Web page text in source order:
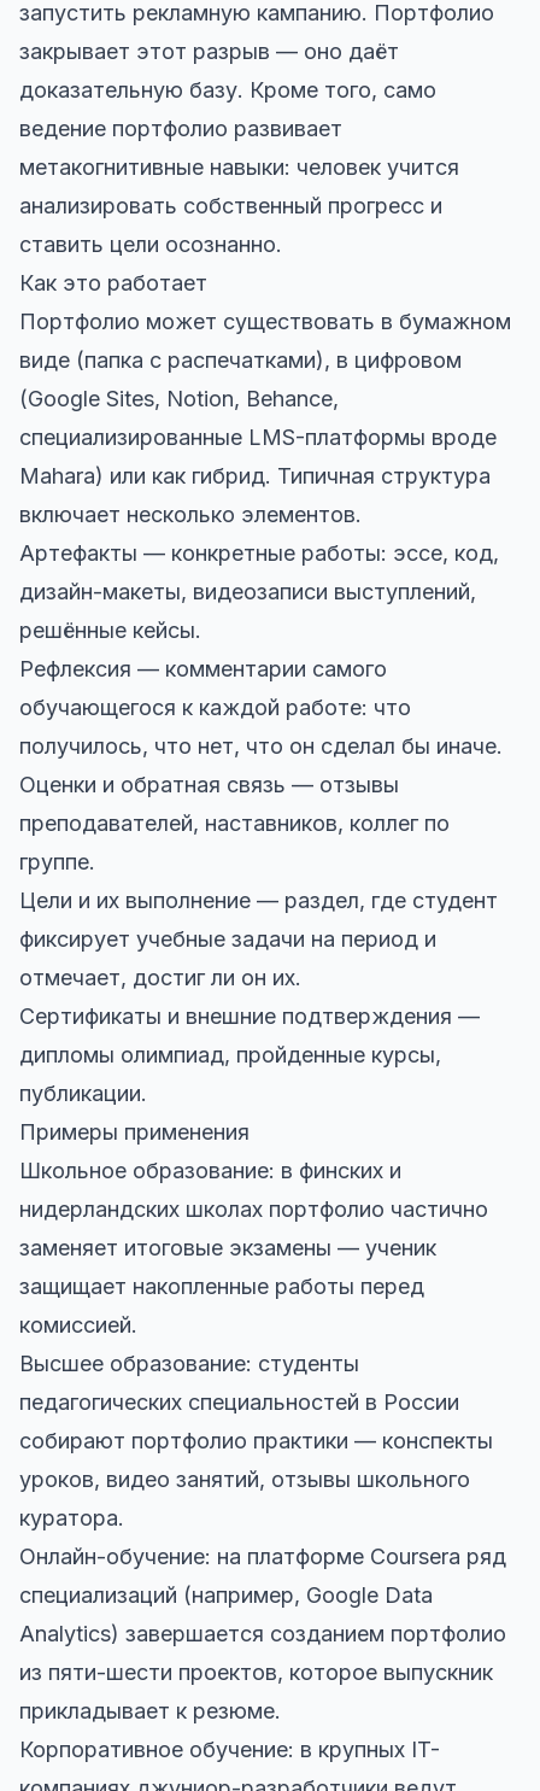
запустить рекламную кампанию. Портфолио
закрывает этот разрыв — оно даёт
доказательную базу. Кроме того, само
ведение портфолио развивает
метакогнитивные навыки: человек учится
анализировать собственный прогресс и
ставить цели осознанно.
Как это работает
Портфолио может существовать в бумажном
виде (папка с распечатками), в цифровом
(Google Sites, Notion, Behance,
специализированные LMS-платформы вроде
Mahara) или как гибрид. Типичная структура
включает несколько элементов.
Артефакты — конкретные работы: эссе, код,
дизайн-макеты, видеозаписи выступлений,
решённые кейсы.
Рефлексия — комментарии самого
обучающегося к каждой работе: что
получилось, что нет, что он сделал бы иначе.
Оценки и обратная связь — отзывы
преподавателей, наставников, коллег по
группе.
Цели и их выполнение — раздел, где студент
фиксирует учебные задачи на период и
отмечает, достиг ли он их.
Сертификаты и внешние подтверждения —
дипломы олимпиад, пройденные курсы,
публикации.
Примеры применения
Школьное образование: в финских и
нидерландских школах портфолио частично
заменяет итоговые экзамены — ученик
защищает накопленные работы перед
комиссией.
Высшее образование: студенты
педагогических специальностей в России
собирают портфолио практики — конспекты
уроков, видео занятий, отзывы школьного
куратора.
Онлайн-обучение: на платформе Coursera ряд
специализаций (например, Google Data
Analytics) завершается созданием портфолио
из пяти-шести проектов, которое выпускник
прикладывает к резюме.
Корпоративное обучение: в крупных IT-